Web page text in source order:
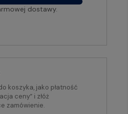
dostawy.
koszyka, jako płatność
ceny” i złóż
zamówienie.